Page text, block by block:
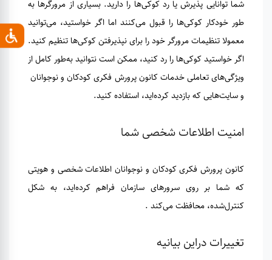
شما توانایی پذیرش یا رد کوکی‌ها را دارید. بسیاری از مرورگرها به
طور خودکار کوکی‌ها را قبول می‌کنند اما اگر خواستید، می‌توانید
معمولا تنظیمات مرورگر خود را برای نپذیرفتن کوکی‌ها تنظیم کنید.
اگر خواستید کوکی‌ها را رد کنید، ممکن است ‌نتوانید به‌طور کامل از
ویژگی‌های تعاملی خدمات کانون پرورش فکری کودکان و نوجوانان
و سایت‌هایی که بازدید کرده‌اید، استفاده کنید.
امنیت اطلاعات شخصی شما
کانون پرورش فکری کودکان و نوجوانان اطلاعات شخصی و هویتی‌
که شما بر روی سرورهای سازمان فراهم کرده‌اید، به شکل
کنترل‌شده، محافظت می‌کند .
تغییرات دراین بیانیه